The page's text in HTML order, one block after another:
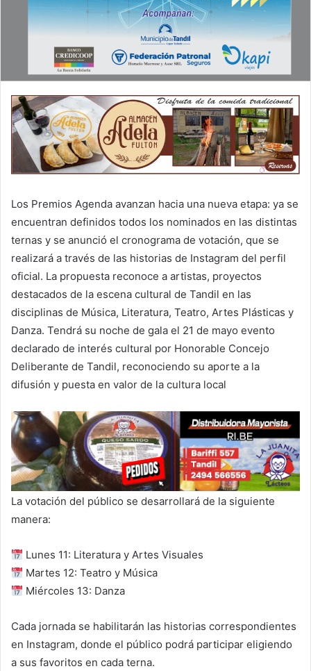
Los Premios Agenda avanzan hacia una nueva etapa: ya se
encuentran definidos todos los nominados en las distintas
ternas y se anunció el cronograma de votación, que se
realizará a través de las historias de Instagram del perfil
oficial. La propuesta reconoce a artistas, proyectos
destacados de la escena cultural de Tandil en las
disciplinas de Música, Literatura, Teatro, Artes Plásticas y
Danza. Tendrá su noche de gala el 21 de mayo evento
declarado de interés cultural por Honorable Concejo
Deliberante de Tandil, reconociendo su aporte a la
difusión y puesta en valor de la cultura local
La votación del público se desarrollará de la siguiente
manera:
Lunes 11: Literatura y Artes Visuales
Martes 12: Teatro y Música
Miércoles 13: Danza
Cada jornada se habilitarán las historias correspondientes
en Instagram, donde el público podrá participar eligiendo
a sus favoritos en cada terna.